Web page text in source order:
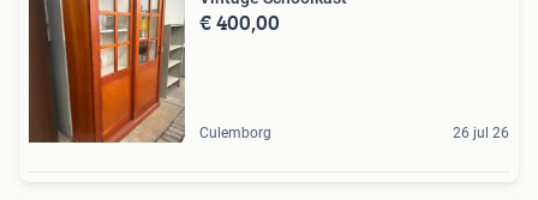
€ 400,00
Culemborg 26 jul 26